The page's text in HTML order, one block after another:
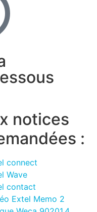
notices
:
connect
Wave
contact
Extel Memo 2